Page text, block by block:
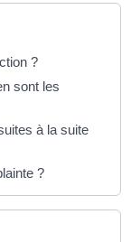
?
sont les
à la suite
?